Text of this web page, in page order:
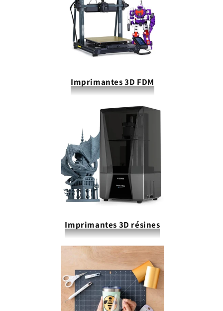
Imprimantes 3D FDM
Imprimantes 3D résines